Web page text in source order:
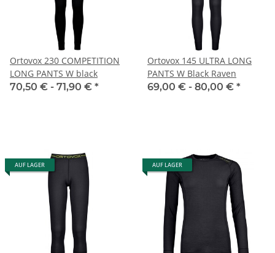
Ortovox 230 COMPETITION
LONG PANTS W black
70,50 € - 71,90 € *
Ortovox 145 ULTRA LONG
PANTS W Black Raven
69,00 € - 80,00 € *
AUF LAGER AUF LAGER